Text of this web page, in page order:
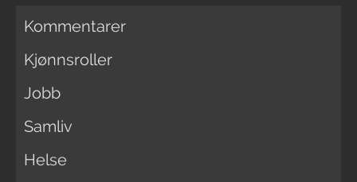
Kommentarer
Kjønnsroller
Jobb
Samliv
Helse